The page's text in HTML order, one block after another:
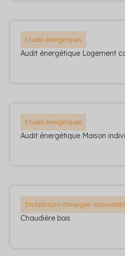
Etudes énergétiques
Audit énergétique Logement
Etudes énergétiques
Audit énergétique Maison
Installations d'énergies
Chaudière bois